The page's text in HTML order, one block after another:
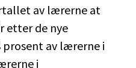
av lærerne at
etter de nye
av lærerne i
i